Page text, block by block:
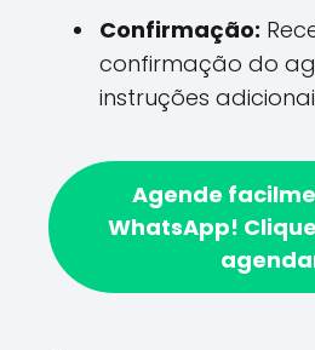
Confirmação:
confirmação do
instruções
Agende
WhatsApp!